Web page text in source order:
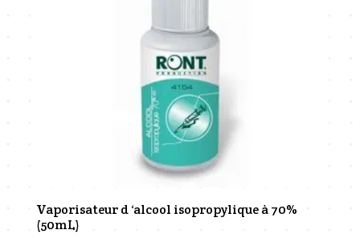
Vaporisateur d ‘alcool isopropylique à 70%
(50mL)